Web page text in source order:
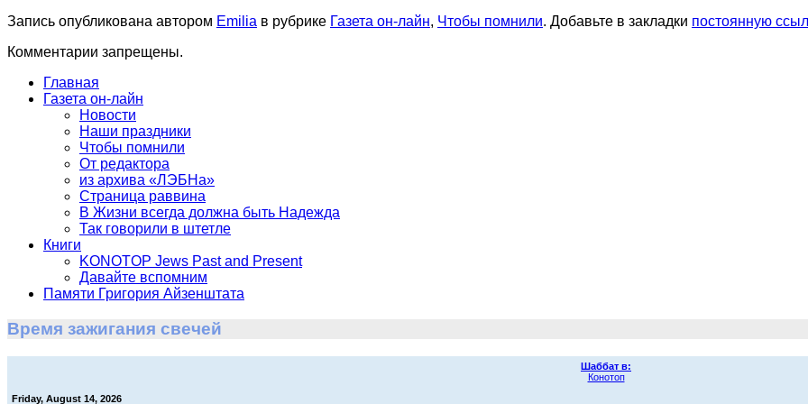
Запись опубликована автором Emilia в рубрике Газета он-лайн, Чтобы помнили. Добавьте в закладки постоянную
Комментарии запрещены.
Главная
Газета он-лайн
Новости
Наши праздники
Чтобы помнили
От редактора
из архива «ЛЭБНа»
Страница раввина
В Жизни всегда должна быть Надежда
Так говорили в штетле
Книги
KONOTOP Jews Past and Present
Давайте вспомним
Памяти Григория Айзенштата
Время зажигания свечей
Шаббат в:
Конотоп
Friday, August 14, 2026